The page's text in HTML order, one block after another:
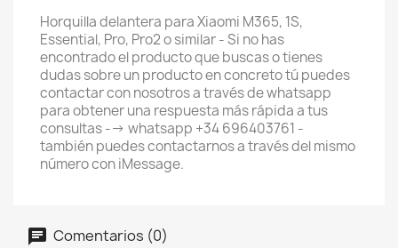
Horquilla delantera para Xiaomi M365, 1S,
Essential, Pro, Pro2 o similar - Si no has
encontrado el producto que buscas o tienes
dudas sobre un producto en concreto tú puedes
contactar con nosotros a través de whatsapp
para obtener una respuesta más rápida a tus
consultas --> whatsapp +34 696403761 -
también puedes contactarnos a través del mismo
número con iMessage.
Comentarios (0)